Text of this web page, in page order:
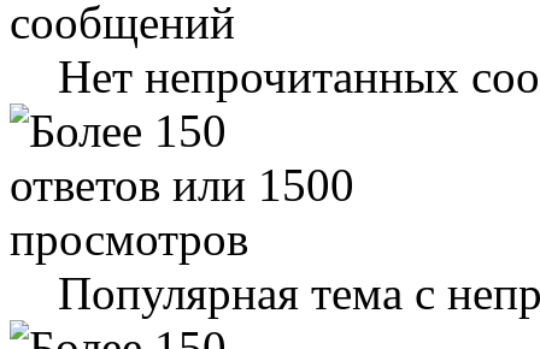
Нет непрочитанных
Популярная тема с